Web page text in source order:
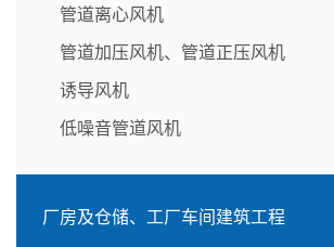
管道离心风机
管道加压风机、管道正压风机
诱导风机
低噪音管道风机
厂房及仓储、工厂车间建筑工程